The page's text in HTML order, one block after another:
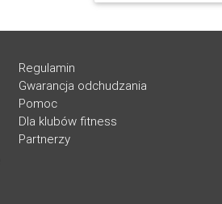
Regulamin
Gwarancja odchudzania
Pomoc
Dla klubów fitness
Partnerzy